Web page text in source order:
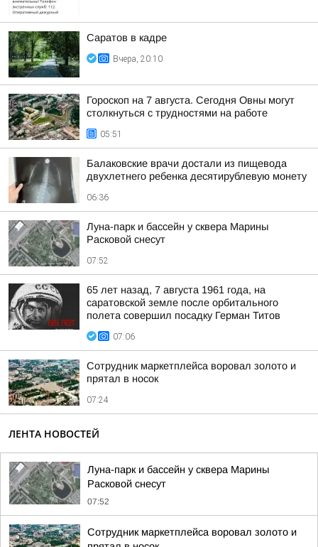
Саратов в кадре
Вчера, 20:10
Гороскоп на 7 августа. Сегодня Овны могут
столкнуться с трудностями на работе
05:51
Балаковские врачи достали из пищевода
двухлетнего ребенка десятирублевую монету
06:36
Луна-парк и бассейн у сквера Марины
Расковой снесут
07:52
65 лет назад, 7 августа 1961 года, на
саратовской земле после орбитального
полета совершил посадку Герман Титов
07:06
Сотрудник маркетплейса воровал золото и
прятал в носок
07:24
ЛЕНТА НОВОСТЕЙ
Луна-парк и бассейн у сквера Марины
Расковой снесут
07:52
Сотрудник маркетплейса воровал золото и